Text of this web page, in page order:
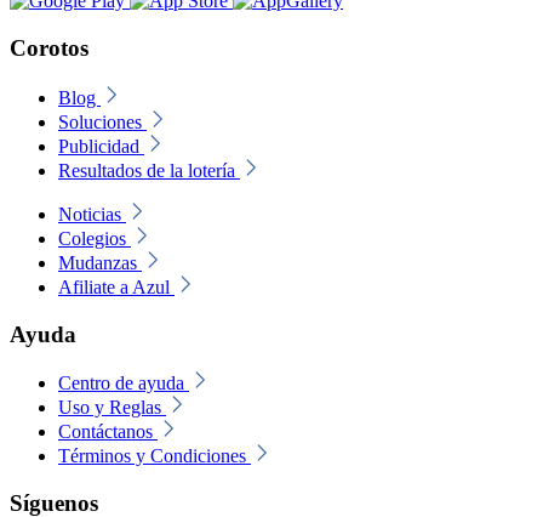
Corotos
Blog
Soluciones
Publicidad
Resultados de la lotería
Noticias
Colegios
Mudanzas
Afiliate a Azul
Ayuda
Centro de ayuda
Uso y Reglas
Contáctanos
Términos y Condiciones
Síguenos